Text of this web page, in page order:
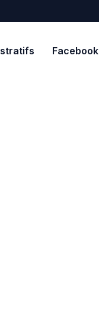
Facebook